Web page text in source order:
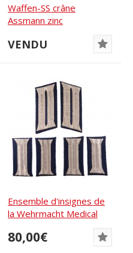
Waffen-SS crâne
Assmann zinc
VENDU
Ensemble d'insignes de
la Wehrmacht Medical
80,00€